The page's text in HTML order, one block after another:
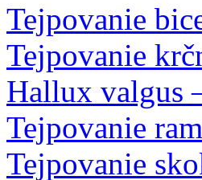
Tejpovanie
Tejpovanie
Hallux valgus
Tejpovanie
Tejpovanie